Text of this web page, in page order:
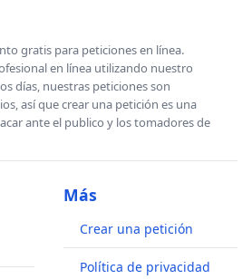
gratis para peticiones en línea.
en línea utilizando nuestro
días, nuestras peticiones son
así que crear una petición es una
ante el publico y los tomadores de
Más
Crear una petición
Política de privacidad